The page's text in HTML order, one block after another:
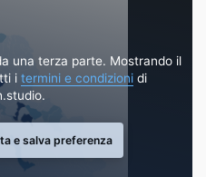
una terza parte. Mostrando il
i termini e condizioni di
e salva preferenza